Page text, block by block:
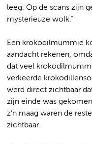
leeg. Op de scans zijn
mysterieuze wolk.”
Een krokodilmummie
aandacht rekenen,
dat veel
verkeerde
werd direct zichtbaar
zijn einde was
z’n maag waren de
zichtbaar.